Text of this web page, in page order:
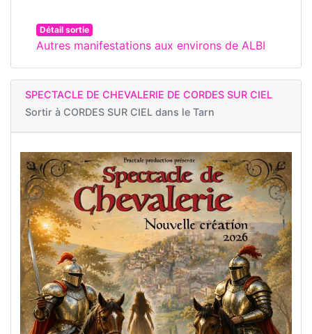
Détail sortie
Autres manifestations aux environs de ALBI
SPECTACLE DE CHEVALERIE DE CORDES SUR CIEL
Sortir à CORDES SUR CIEL dans le Tarn